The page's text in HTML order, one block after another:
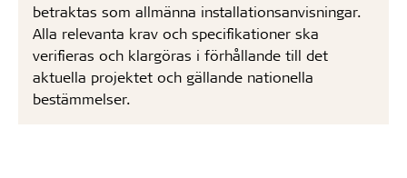
betraktas som allmänna installationsanvisningar.
Alla relevanta krav och specifikationer ska
verifieras och klargöras i förhållande till det
aktuella projektet och gällande nationella
bestämmelser.